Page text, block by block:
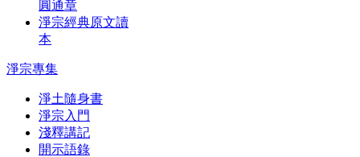
圓通章
淨宗經典原文讀
本
淨宗專集
淨土隨身書
淨宗入門
淺釋講記
開示語錄